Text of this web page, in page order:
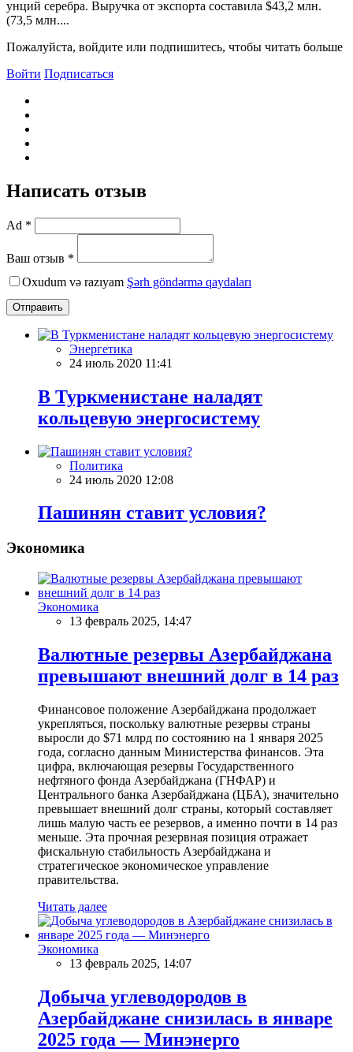
унций серебра. Выручка от экспорта составила $43,2 млн.
(73,5 млн....
Пожалуйста, войдите или подпишитесь, чтобы читать больше
Войти Подписаться
Написать отзыв
Ad *
Ваш отзыв *
Oxudum və razıyam Şərh göndərmə qaydaları
Отправить
Энергетика
24 июль 2020 11:41
В Туркменистане наладят
кольцевую энергосистему
Политика
24 июль 2020 12:08
Пашинян ставит условия?
Экономика
Экономика
13 февраль 2025, 14:47
Валютные резервы Азербайджана
превышают внешний долг в 14 раз
Финансовое положение Азербайджана продолжает
укрепляться, поскольку валютные резервы страны
выросли до $71 млрд по состоянию на 1 января 2025
года, согласно данным Министерства финансов. Эта
цифра, включающая резервы Государственного
нефтяного фонда Азербайджана (ГНФАР) и
Центрального банка Азербайджана (ЦБА), значительно
превышает внешний долг страны, который составляет
лишь малую часть ее резервов, а именно почти в 14 раз
меньше. Эта прочная резервная позиция отражает
фискальную стабильность Азербайджана и
стратегическое экономическое управление
правительства.
Читать далее
Экономика
13 февраль 2025, 14:07
Добыча углеводородов в
Азербайджане снизилась в январе
2025 года — Минэнерго